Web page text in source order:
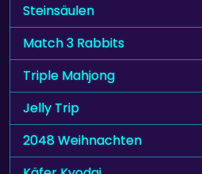
Steinsäulen
Match 3 Rabbits
Triple Mahjong
Jelly Trip
2048 Weihnachten